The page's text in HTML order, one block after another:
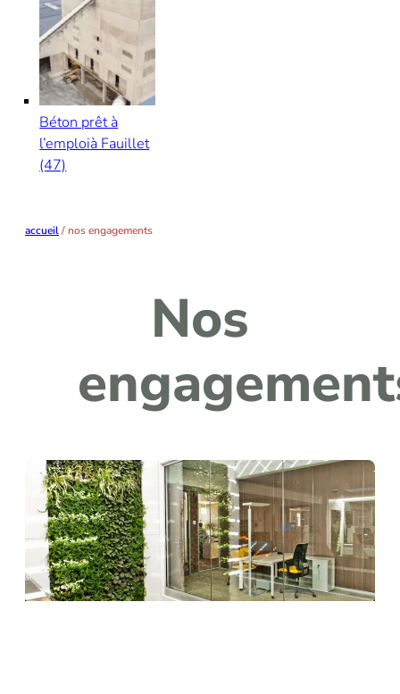
Béton prêt à
l’emploià Fauillet
(47)
accueil/nos engagements
Nos